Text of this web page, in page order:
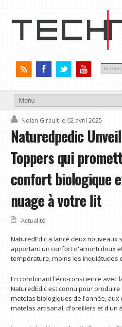
Nolan Girault le 02 avril 2025
Naturedpedic
Toppers qui
confort biologique
nuage à votre lit
Actualité
NaturedEdic a lancé deux
apportant un confort d'amorti doux
température, moins les inquiétudes
En combinant l'éco-conscience avec
NaturedEdic est connu pour
matelas biologiques de l'année, aux
matelas artisanal, d'oreillers et d'un